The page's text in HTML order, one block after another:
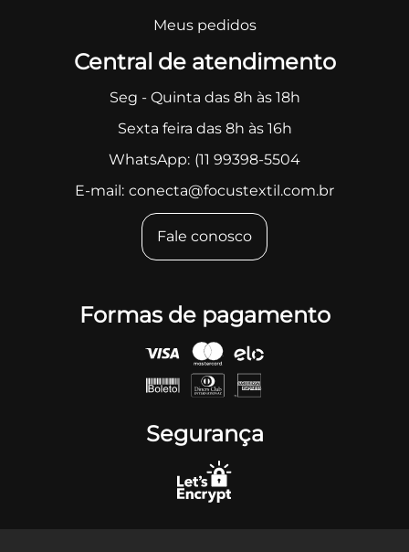
Meus pedidos
Central de atendimento
Seg - Quinta das 8h às 18h
Sexta feira das 8h às 16h
WhatsApp: (11 99398-5504
E-mail: conecta@focustextil.com.br
Fale conosco
Formas de pagamento
Segurança